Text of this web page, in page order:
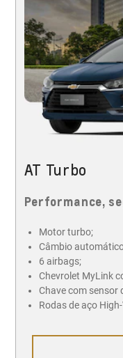
AT Turbo
Performance,
Motor turbo;
Câmbio
6 airbags;
Chevrolet MyLink
Chave com sensor
Rodas de aço